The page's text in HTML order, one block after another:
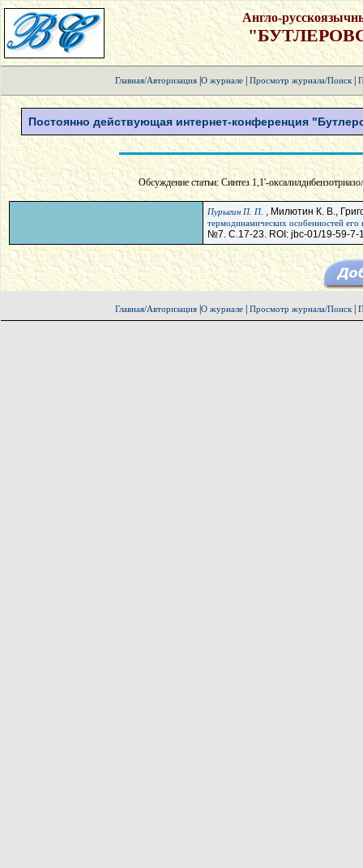
Англо-
Главная/Авторизация| О журнале| Просмотр журнала/Поиск|
Постоянно действующая интернет-конференция
Обсуждение статьи: Синтез 1,1'-
Пурыгин П. П. , Милютин К. В.,
термодинамических особенностей его
№7. С.17-23. ROI: jbc-01/19-59-7-
Главная/Авторизация| О журнале| Просмотр журнала/Поиск|